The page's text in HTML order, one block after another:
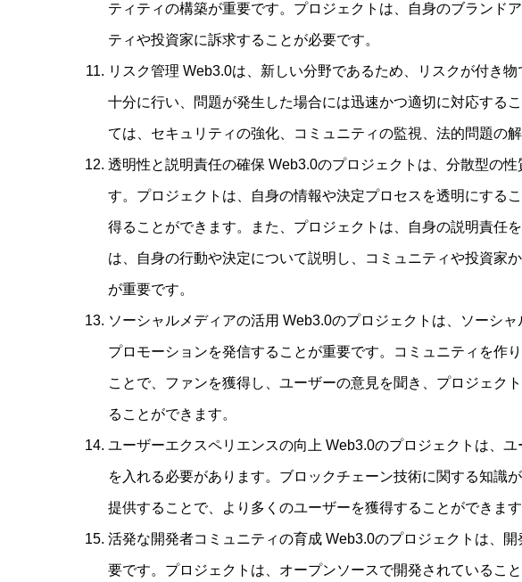
ティティの構築が重要です。プロジェクトは、自身のブランド
ティや投資家に訴求することが必要です。
リスク管理 Web3.0は、新しい分野であるため、リスクが付き
十分に行い、問題が発生した場合には迅速かつ適切に対応する
ては、セキュリティの強化、コミュニティの監視、法的問題の解
透明性と説明責任の確保 Web3.0のプロジェクトは、分散型の
す。プロジェクトは、自身の情報や決定プロセスを透明にする
得ることができます。また、プロジェクトは、自身の説明責任
は、自身の行動や決定について説明し、コミュニティや投資家
が重要です。
ソーシャルメディアの活用 Web3.0のプロジェクトは、ソーシ
プロモーションを発信することが重要です。コミュニティを作
ことで、ファンを獲得し、ユーザーの意見を聞き、プロジェク
ることができます。
ユーザーエクスペリエンスの向上 Web3.0のプロジェクトは、
を入れる必要があります。ブロックチェーン技術に関する知識
提供することで、より多くのユーザーを獲得することができます
活発な開発者コミュニティの育成 Web3.0のプロジェクトは、
要です。プロジェクトは、オープンソースで開発されているこ